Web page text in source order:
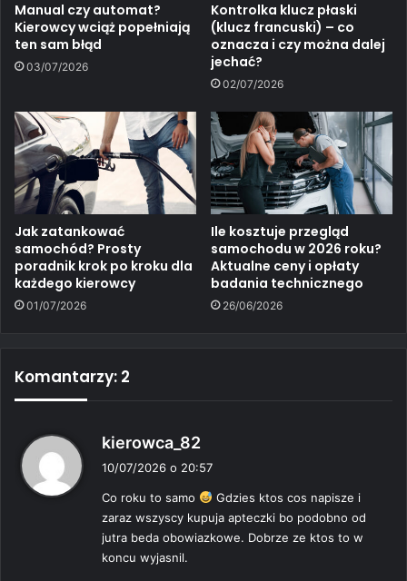
Manual czy automat?
Kierowcy wciąż popełniają
ten sam błąd
03/07/2026
Kontrolka klucz płaski
(klucz francuski) – co
oznacza i czy można dalej
jechać?
02/07/2026
Jak zatankować
samochód? Prosty
poradnik krok po kroku dla
każdego kierowcy
01/07/2026
Ile kosztuje przegląd
samochodu w 2026 roku?
Aktualne ceny i opłaty
badania technicznego
26/06/2026
Komantarzy: 2
kierowca_82
z
e
:
10/07/2026 o 20:57
Co roku to samo
Gdzies ktos cos napisze i
zaraz wszyscy kupuja apteczki bo podobno od
jutra beda obowiazkowe. Dobrze ze ktos to w
koncu wyjasnil.